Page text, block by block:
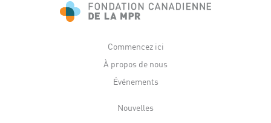
Commencez ici
À propos de nous
Événements
Nouvelles